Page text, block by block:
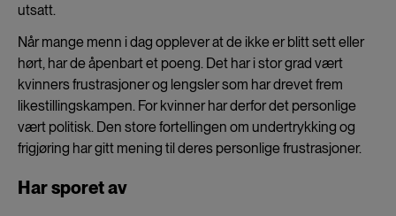
utsatt.
Når mange menn i dag opplever at de ikke er blitt sett eller
hørt, har de åpenbart et poeng. Det har i stor grad vært
kvinners frustrasjoner og lengsler som har drevet frem
likestillingskampen. For kvinner har derfor det personlige
vært politisk. Den store fortellingen om undertrykking og
frigjøring har gitt mening til deres personlige frustrasjoner.
Har sporet av